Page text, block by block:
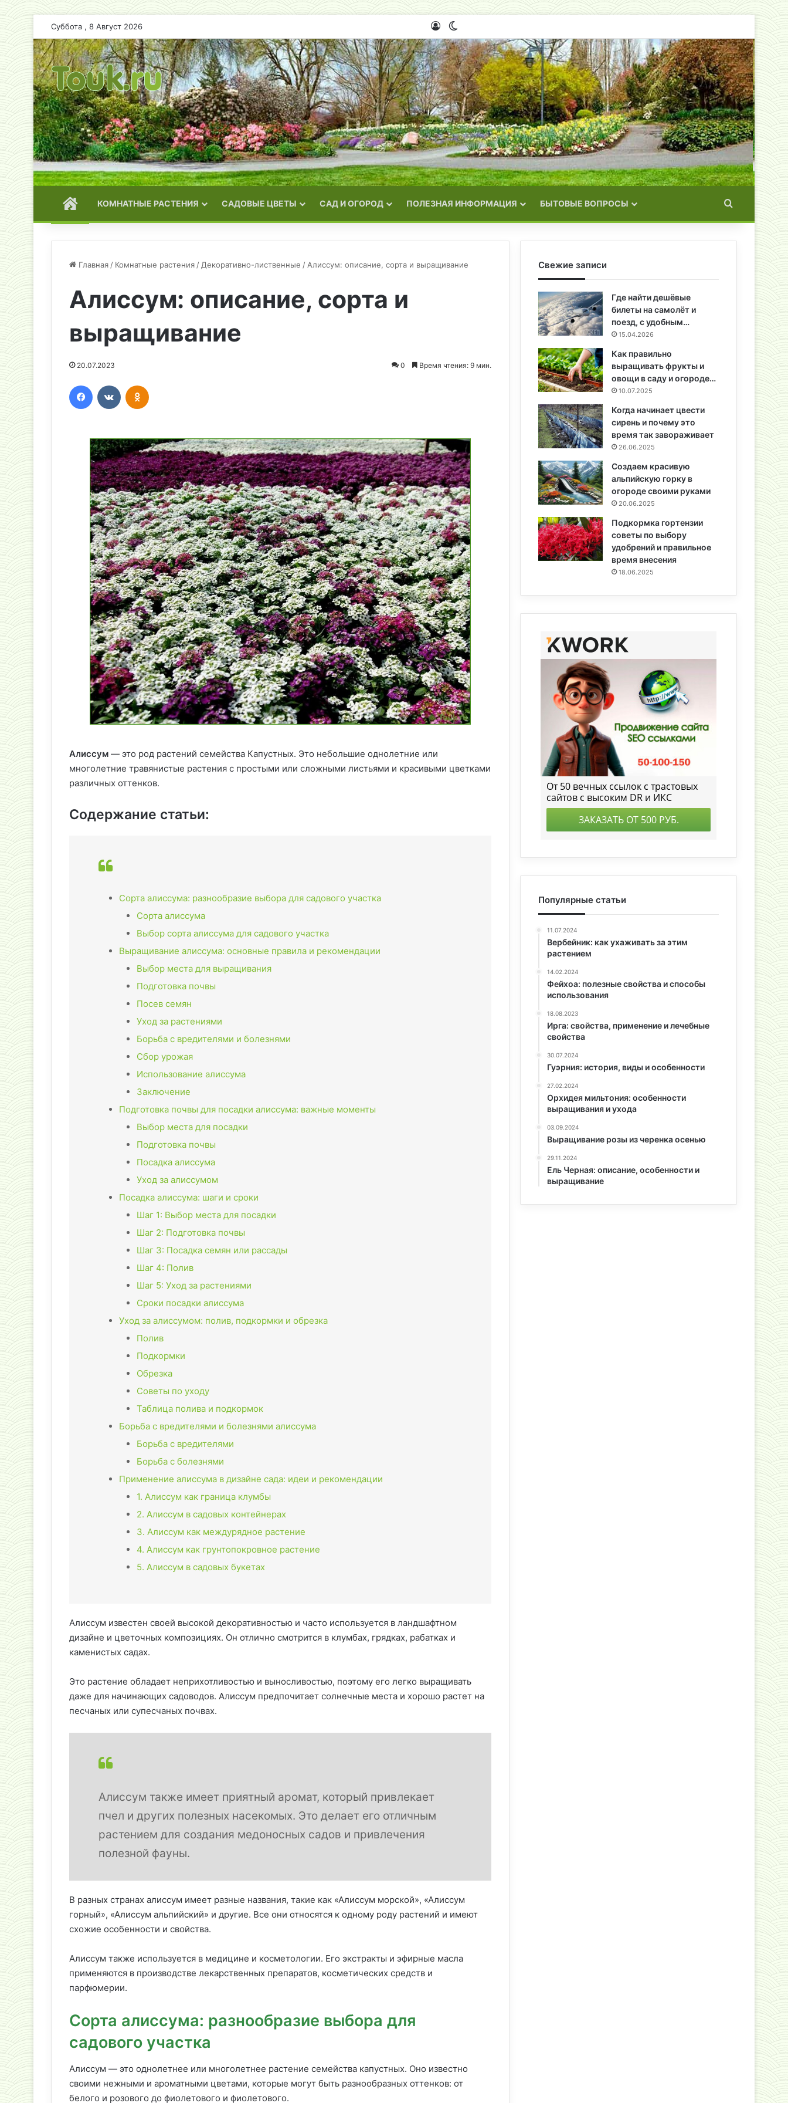
Суббота , 8 Август 2026 Войти
ГЛАВНАЯКОМНАТНЫЕ РАСТЕНИЯ САДОВЫЕ ЦВЕТЫ САД И ОГОРОД ПОЛЕЗНАЯ ИНФОРМАЦИЯ БЫТОВЫЕ ВОПРОСЫ Искать
Главная / Комнатные растения / Декоративно-лиственные / Алиссум: описание, сорта и выращивание
Алиссум: описание, сорта и
выращивание
20.07.2023 0 Время чтения: 9 мин.
Алиссум — это род растений семейства Капустных. Это небольшие однолетние или
многолетние травянистые растения с простыми или сложными листьями и красивыми цветками
различных оттенков.
Содержание статьи:
Сорта алиссума: разнообразие выбора для садового участка
Сорта алиссума
Выбор сорта алиссума для садового участка
Выращивание алиссума: основные правила и рекомендации
Выбор места для выращивания
Подготовка почвы
Посев семян
Уход за растениями
Борьба с вредителями и болезнями
Сбор урожая
Использование алиссума
Заключение
Подготовка почвы для посадки алиссума: важные моменты
Выбор места для посадки
Подготовка почвы
Посадка алиссума
Уход за алиссумом
Посадка алиссума: шаги и сроки
Шаг 1: Выбор места для посадки
Шаг 2: Подготовка почвы
Шаг 3: Посадка семян или рассады
Шаг 4: Полив
Шаг 5: Уход за растениями
Сроки посадки алиссума
Уход за алиссумом: полив, подкормки и обрезка
Полив
Подкормки
Обрезка
Советы по уходу
Таблица полива и подкормок
Борьба с вредителями и болезнями алиссума
Борьба с вредителями
Борьба с болезнями
Применение алиссума в дизайне сада: идеи и рекомендации
1. Алиссум как граница клумбы
2. Алиссум в садовых контейнерах
3. Алиссум как междурядное растение
4. Алиссум как грунтопокровное растение
5. Алиссум в садовых букетах
Алиссум известен своей высокой декоративностью и часто используется в ландшафтном
дизайне и цветочных композициях. Он отлично смотрится в клумбах, грядках, рабатках и
каменистых садах.
Это растение обладает неприхотливостью и выносливостью, поэтому его легко выращивать
даже для начинающих садоводов. Алиссум предпочитает солнечные места и хорошо растет на
песчаных или супесчаных почвах.
Алиссум также имеет приятный аромат, который привлекает
пчел и других полезных насекомых. Это делает его отличным
растением для создания медоносных садов и привлечения
полезной фауны.
В разных странах алиссум имеет разные названия, такие как «Алиссум морской», «Алиссум
горный», «Алиссум альпийский» и другие. Все они относятся к одному роду растений и имеют
схожие особенности и свойства.
Алиссум также используется в медицине и косметологии. Его экстракты и эфирные масла
применяются в производстве лекарственных препаратов, косметических средств и
парфюмерии.
Сорта алиссума: разнообразие выбора для
садового участка
Алиссум — это однолетнее или многолетнее растение семейства капустных. Оно известно
своими нежными и ароматными цветами, которые могут быть разнообразных оттенков: от
белого и розового до фиолетового и фиолетового.
Свежие записи
Где найти дешёвые
билеты на самолёт и
поезд, с удобным…
15.04.2026
Как правильно
выращивать фрукты и
овощи в саду и огороде…
10.07.2025
Когда начинает цвести
сирень и почему это
время так завораживает
26.06.2025
Создаем красивую
альпийскую горку в
огороде своими руками
20.06.2025
Подкормка гортензии
советы по выбору
удобрений и правильное
время внесения
18.06.2025
Популярные статьи
11.07.2024
Вербейник: как ухаживать за этим
растением
14.02.2024
Фейхоа: полезные свойства и способы
использования
18.08.2023
Ирга: свойства, применение и лечебные
свойства
30.07.2024
Гуэрния: история, виды и особенности
27.02.2024
Орхидея мильтония: особенности
выращивания и ухода
03.09.2024
Выращивание розы из черенка осенью
29.11.2024
Ель Черная: описание, особенности и
выращивание